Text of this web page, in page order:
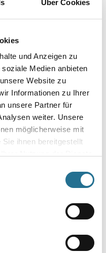
Über Cookies
und Anzeigen zu
Medien anbieten
Website zu
Informationen zu Ihrer
unsere Partner für
weiter. Unsere
möglicherweise mit
ihnen bereitgestellt
MPlus MultiVorstrich 5,0 kg
NEU
8001-003350
Bitte einloggen, um Preise zu